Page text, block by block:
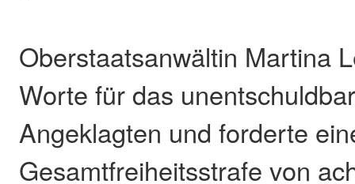
Oberstaatsanwältin Martina
Worte für das
Angeklagten und forderte
Gesamtfreiheitsstrafe von